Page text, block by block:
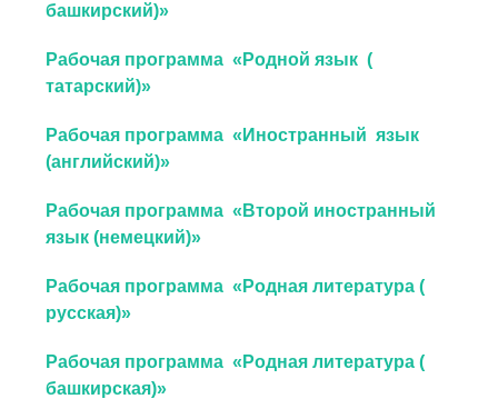
башкирский)»
Рабочая программа «Родной язык (
татарский)»
Рабочая программа «Иностранный язык
(английский)»
Рабочая программа «Второй иностранный
язык (немецкий)»
Рабочая программа «Родная литература (
русская)»
Рабочая программа «Родная литература (
башкирская)»